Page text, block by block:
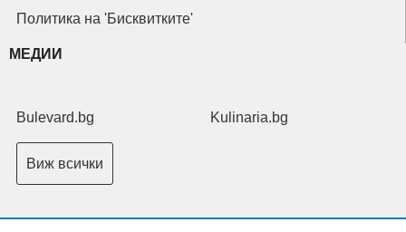
Политика на 'Бисквитките'
МЕДИИ
Bulevard.bg Kulinaria.bg
Виж всички